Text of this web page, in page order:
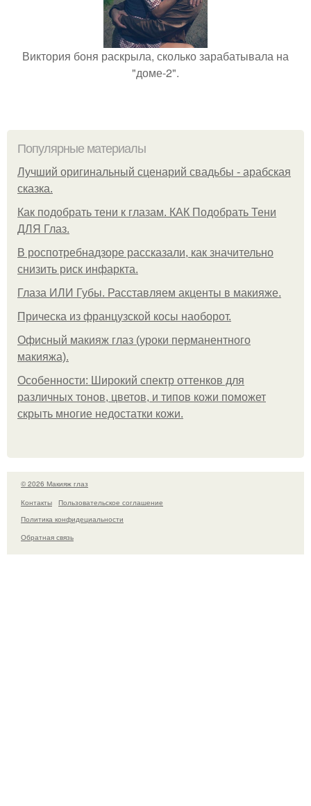
Виктория боня раскрыла, сколько зарабатывала на
"доме-2".
Популярные материалы
Лучший оригинальный сценарий свадьбы - арабская
сказка.
Как подобрать тени к глазам. КАК Подобрать Тени
ДЛЯ Глаз.
В роспотребнадзоре рассказали, как значительно
снизить риск инфаркта.
Глаза ИЛИ Губы. Расставляем акценты в макияже.
Прическа из французской косы наоборот.
Офисный макияж глаз (уроки перманентного
макияжа).
Особенности: Широкий спектр оттенков для
различных тонов, цветов, и типов кожи поможет
скрыть многие недостатки кожи.
© 2026 Макияж глаз
Контакты
Пользовательское соглашение
Политика конфидециальности
Обратная связь